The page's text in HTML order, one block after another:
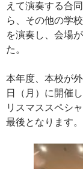
えて演奏する合
ら、その他の学
を演奏し、会場
た。
本年度、本校が
日（月）に開催
リスマススペシ
最後となります。